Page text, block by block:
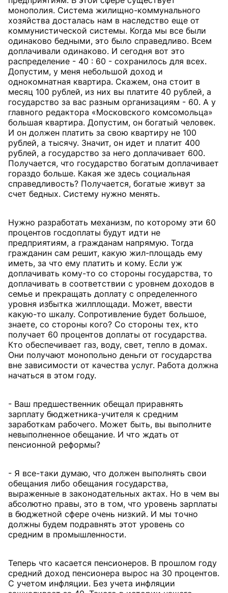
монополия. Система жилищно-коммунального
хозяйства досталась нам в наследство еще от
коммунистической системы. Когда мы все были
одинаково бедными, это было справедливо. Всем
доплачивали одинаково. И сегодня вот это
распределение - 40 : 60 - сохранилось для всех.
Допустим, у меня небольшой доход и
однокомнатная квартира. Скажем, она стоит в
месяц 100 рублей, из них вы платите 40 рублей, а
государство за вас разным организациям - 60. А у
главного редактора «Московского комсомольца»
большая квартира. Допустим, он богатый человек.
И он должен платить за свою квартиру не 100
рублей, а тысячу. Значит, он идет и платит 400
рублей, а государство за него доплачивает 600.
Получается, что государство богатым доплачивает
гораздо больше. Какая же здесь социальная
справедливость? Получается, богатые живут за
счет бедных. Систему нужно менять.
Нужно разработать механизм, по которому эти 60
процентов госдоплаты будут идти не
предприятиям, а гражданам напрямую. Тогда
гражданин сам решит, какую жил-площадь ему
иметь, за что ему платить и кому. Если уж
доплачивать кому-то со стороны государства, то
доплачивать в соответствии с уровнем доходов в
семье и прекращать доплату с определенного
уровня избытка жилплощади. Может, ввести
какую-то шкалу. Сопротивление будет большое,
знаете, со стороны кого? Со стороны тех, кто
получает 60 процентов доплаты от государства.
Кто обеспечивает газ, воду, свет, тепло в домах.
Они получают монопольно деньги от государства
вне зависимости от качества услуг. Работа должна
начаться в этом году.
- Ваш предшественник обещал приравнять
зарплату бюджетника-учителя к средним
заработкам рабочего. Может быть, вы выполните
невыполненное обещание. И что ждать от
пенсионной реформы?
- Я все-таки думаю, что должен выполнять свои
обещания либо обещания государства,
выраженные в законодательных актах. Но в чем вы
абсолютно правы, это в том, что уровень зарплаты
в бюджетной сфере очень низкий. И мы точно
должны будем подравнять этот уровень со
средним в промышленности.
Теперь что касается пенсионеров. В прошлом году
средний доход пенсионера вырос на 30 процентов.
С учетом инфляции. Без учета инфляции